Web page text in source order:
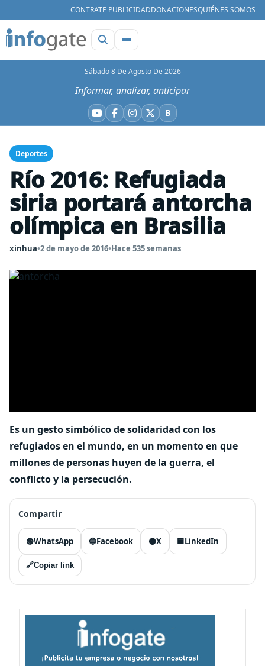
CONTRATE PUBLICIDADDONACIONESQUIÉNES SOMOS
Sábado 8 De Agosto De 2026
Informar, analizar, anticipar
YouTube
Facebook
Instagram
X BBluesky
Deportes
Río 2016: Refugiada
siria portará antorcha
olímpica en Brasilia
xinhua•2 de mayo de 2016•Hace 535 semanas
Es un gesto simbólico de solidaridad con los
refugiados en el mundo, en un momento en que
millones de personas huyen de la guerra, el
conflicto y la persecución.
Compartir
🟢WhatsApp 🔵Facebook ⚫X 🟦LinkedIn
🔗Copiar link